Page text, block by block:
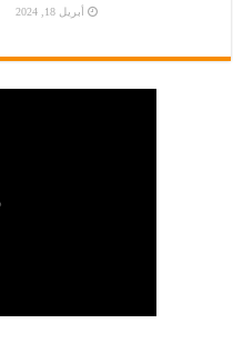
أبريل 18, 2024